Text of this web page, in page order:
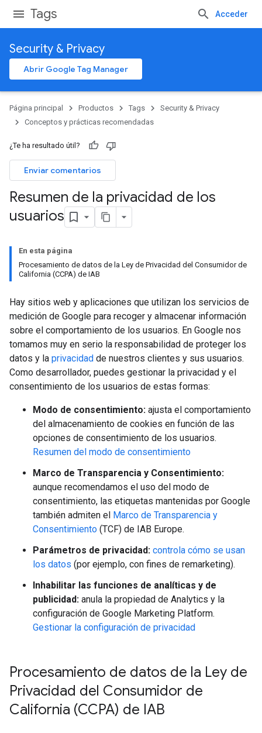
Tags Acceder
Security & Privacy
Abrir Google Tag Manager
Página principal Productos Tags
Security & Privacy
Conceptos y prácticas recomendadas
¿Te ha resultado útil?
Enviar comentarios
Resumen de la privacidad de los
usuarios
En esta página
Procesamiento de datos de la Ley de Privacidad del Consumidor de
California (CCPA) de IAB
Hay sitios web y aplicaciones que utilizan los servicios de
medición de Google para recoger y almacenar información
sobre el comportamiento de los usuarios. En Google nos
tomamos muy en serio la responsabilidad de proteger los
datos y la privacidad de nuestros clientes y sus usuarios.
Como desarrollador, puedes gestionar la privacidad y el
consentimiento de los usuarios de estas formas:
Modo de consentimiento: ajusta el comportamiento
del almacenamiento de cookies en función de las
opciones de consentimiento de los usuarios.
Resumen del modo de consentimiento
Marco de Transparencia y Consentimiento:
aunque recomendamos el uso del modo de
consentimiento, las etiquetas mantenidas por Google
también admiten el Marco de Transparencia y
Consentimiento (TCF) de IAB Europe.
Parámetros de privacidad: controla cómo se usan
los datos (por ejemplo, con fines de remarketing).
Inhabilitar las funciones de analíticas y de
publicidad: anula la propiedad de Analytics y la
configuración de Google Marketing Platform.
Gestionar la configuración de privacidad
Procesamiento de datos de la Ley de
Privacidad del Consumidor de
California (CCPA) de IAB